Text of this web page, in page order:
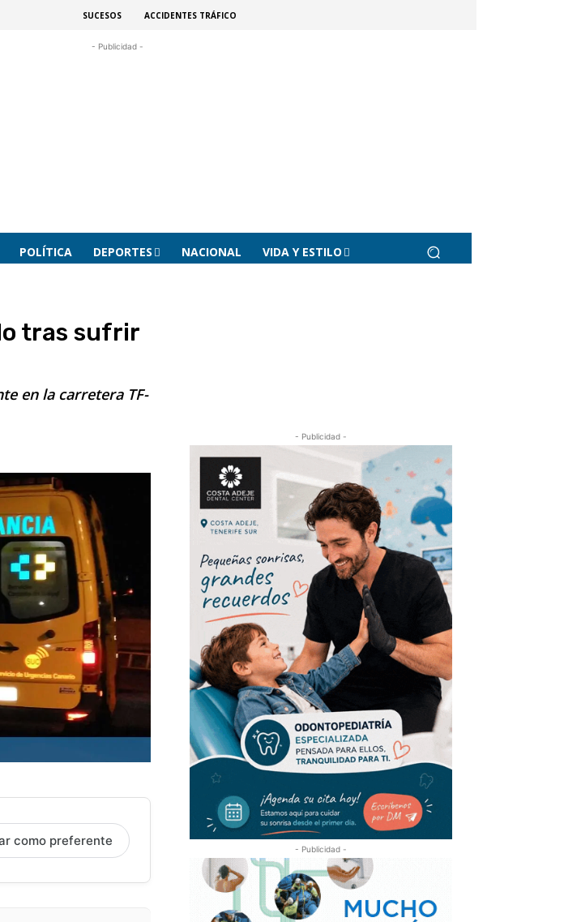
SUCESOS ACCIDENTES TRÁFICO
- Publicidad -
POLÍTICA DEPORTES NACIONAL VIDA Y ESTILO
tras sufrir
en la carretera TF-
como preferente
- Publicidad -
- Publicidad -